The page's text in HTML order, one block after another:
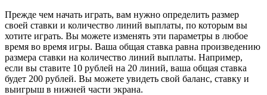
Прежде чем начать играть, вам нужно определить размер
своей ставки и количество линий выплаты, по которым вы
хотите играть. Вы можете изменять эти параметры в любое
время во время игры. Ваша общая ставка равна произведению
размера ставки на количество линий выплаты. Например,
если вы ставите 10 рублей на 20 линий, ваша общая ставка
будет 200 рублей. Вы можете увидеть свой баланс, ставку и
выигрыш в нижней части экрана.